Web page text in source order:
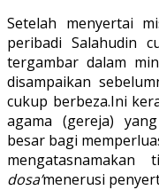
Setelah menyertai
peribadi Salahudin
tergambar dalam
disampaikan
cukup berbeza.Ini
agama (gereja)
besar bagi
dosa’menerusi